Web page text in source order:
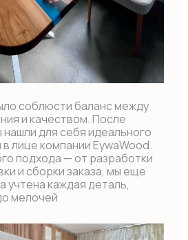
ул. Уральская,